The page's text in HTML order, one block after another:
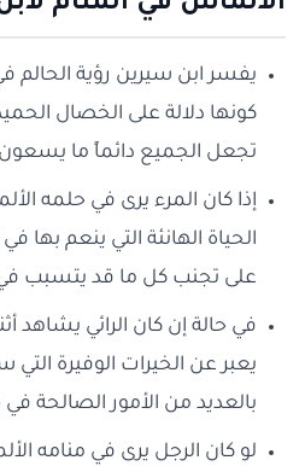
يفسر ابن سيرين رؤية الحالم
كونها دلالة على الخصال
تجعل الجميع دائماً ما
إذا كان المرء يرى في حلمه
الحياة الهانئة التي ينعم بها
على تجنب كل ما قد يتسبب في
في حالة إن كان الرائي يشاهد
يعبر عن الخيرات الوفيرة
بالعديد من الأمور الصالحة في
لو كان الرجل يرى في منامه